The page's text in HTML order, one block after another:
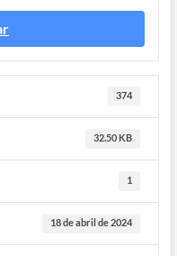
374
32.50 KB
1
18 de abril de 2024